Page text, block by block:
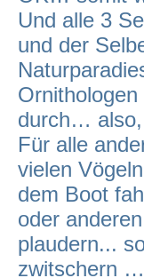
Und alle 3
und der
durch…
Für alle
vielen
dem Boot
oder
plaudern...
zwitschern